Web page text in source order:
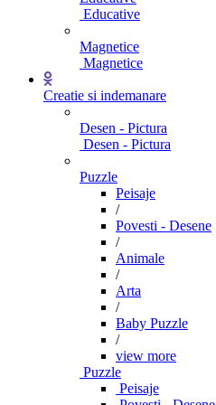
Educative
Magnetice
Magnetice
Creatie si indemanare
Desen - Pictura
Desen - Pictura
Puzzle
Peisaje
/
Povesti - Desene
/
Animale
/
Arta
/
Baby Puzzle
/
view more
Puzzle
Peisaje